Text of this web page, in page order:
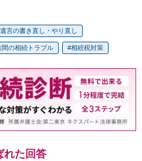
遺言の書き直し・やり直し
間の相続トラブル 相続税対策
れた回答